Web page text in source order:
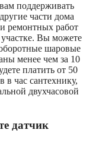
поддерживать
части дома
ремонтных работ
Вы можете
шаровые
менее чем за 10
платить от 50
в час сантехнику,
двухчасовой
датчик